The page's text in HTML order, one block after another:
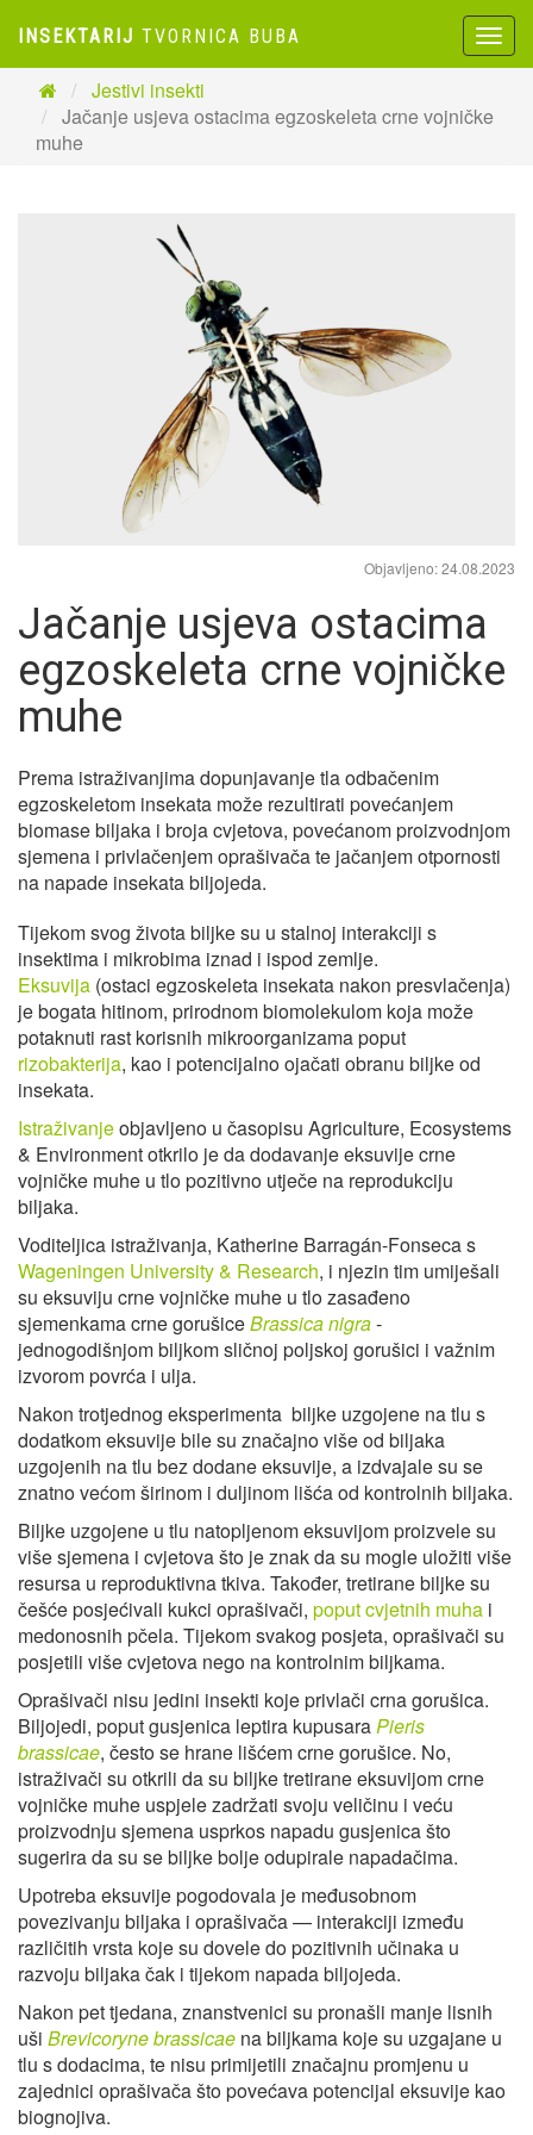
INSEKTARIJ TVORNICA BUBA
Jestivi insekti
Jačanje usjeva ostacima egzoskeleta crne vojničke
muhe
Objavljeno: 24.08.2023
Jačanje usjeva ostacima
egzoskeleta crne vojničke
muhe
Prema istraživanjima dopunjavanje tla odbačenim
egzoskeletom insekata može rezultirati povećanjem
biomase biljaka i broja cvjetova, povećanom proizvodnjom
sjemena i privlačenjem oprašivača te jačanjem otpornosti
na napade insekata biljojeda.
Tijekom svog života biljke su u stalnoj interakciji s
insektima i mikrobima iznad i ispod zemlje.
Eksuvija (ostaci egzoskeleta insekata nakon presvlačenja)
je bogata hitinom, prirodnom biomolekulom koja može
potaknuti rast korisnih mikroorganizama poput
rizobakterija, kao i potencijalno ojačati obranu biljke od
insekata.
Istraživanjeobjavljeno u časopisu Agriculture, Ecosystems
& Environment otkrilo je da dodavanje eksuvije crne
vojničke muhe u tlo pozitivno utječe na reprodukciju
biljaka.
Voditeljica istraživanja, Katherine Barragán-Fonseca s
Wageningen University & Research, i njezin tim umiješali
su eksuviju crne vojničke muhe u tlo zasađeno
sjemenkama crne gorušiceBrassica nigra-
jednogodišnjom biljkom sličnoj poljskoj gorušici i važnim
izvorom povrća i ulja.
Nakon trotjednog eksperimenta biljke uzgojene na tlu s
dodatkom eksuvije bile su značajno više od biljaka
uzgojenih na tlu bez dodane eksuvije, a izdvajale su se
znatno većom širinom i duljinom lišća od kontrolnih biljaka.
Biljke uzgojene u tlu natopljenom eksuvijom proizvele su
više sjemena i cvjetova što je znak da su mogle uložiti više
resursa u reproduktivna tkiva. Također, tretirane biljke su
češće posjećivali kukci oprašivači, poput cvjetnih muha i
medonosnih pčela. Tijekom svakog posjeta, oprašivači su
posjetili više cvjetova nego na kontrolnim biljkama.
Oprašivači nisu jedini insekti koje privlači crna gorušica.
Biljojedi, poput gusjenica leptira kupusaraPieris
brassicae, često se hrane lišćem crne gorušice. No,
istraživači su otkrili da su biljke tretirane eksuvijom crne
vojničke muhe uspjele zadržati svoju veličinu i veću
proizvodnju sjemena usprkos napadu gusjenica što
sugerira da su se biljke bolje odupirale napadačima.
Upotreba eksuvije pogodovala je međusobnom
povezivanju biljaka i oprašivača — interakciji između
različitih vrsta koje su dovele do pozitivnih učinaka u
razvoju biljaka čak i tijekom napada biljojeda.
Nakon pet tjedana, znanstvenici su pronašli manje lisnih
uši Brevicoryne brassicae na biljkama koje su uzgajane u
tlu s dodacima, te nisu primijetili značajnu promjenu u
zajednici oprašivača što povećava potencijal eksuvije kao
biognojiva.